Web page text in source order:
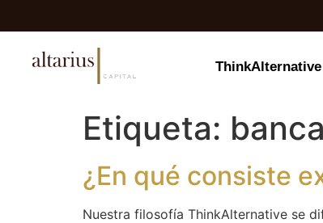
ThinkAlternative
Etiqueta:
¿En qué consiste
Nuestra filosofía ThinkAlternative se